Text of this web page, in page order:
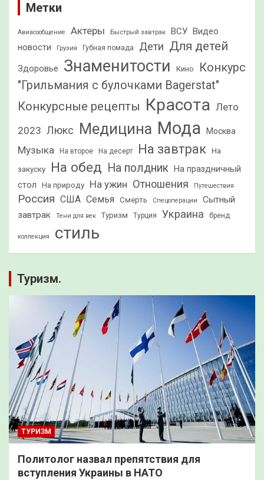
Метки
Авиасообщение Актеры Быстрый завтрак ВСУ Видео
новости
Грузия Губная помада Дети Для детей
Здоровье Знаменитости Кино
Конкурс
"Грильмания с булочками Bagerstat"
Конкурсные рецепты Красота Лето
2023 Люкс Медицина Мода Москва
Музыка На второе На десерт На завтрак На
закуску На обед На полдник На праздничный
стол
На природу На ужин Отношения Путешествия
Россия США Семья Смерть Спецоперации
Сытный
завтрак
Тени для век Туризм Турция Украина бренд
коллекция стиль
Туризм.
ТУРИЗМ
Политолог назвал препятствия для
вступления Украины в НАТО